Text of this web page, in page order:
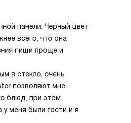
панели. Черный цвет
всего, что она
пищи проще и
в стекло, очень
позволяют мне
блюд, при этом
меня были гости и я